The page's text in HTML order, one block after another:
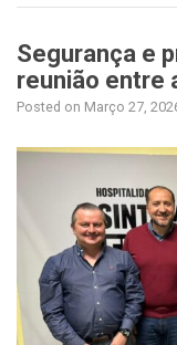
Segurança e
reunião entre
Posted on Março 27,